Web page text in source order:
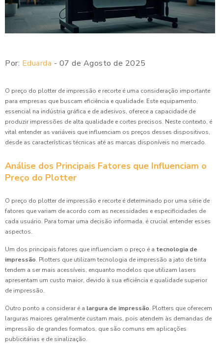
Por: Eduarda - 07 de Agosto de 2025
O preço do plotter de impressão e recorte é uma consideração importante
para empresas que buscam eficiência e qualidade. Este equipamento,
essencial na indústria gráfica e de adesivos, oferece a capacidade de
produzir impressões de alta qualidade e cortes precisos. Neste contexto, é
vital entender as variáveis que influenciam os preços desses dispositivos,
desde as características técnicas até as marcas disponíveis no mercado.
Análise dos Principais Fatores que Influenciam o
Preço do Plotter
O preço do plotter de impressão e recorte é determinado por uma série de
fatores que variam de acordo com as necessidades e especificidades de
cada usuário. Para tomar uma decisão informada, é crucial entender esses
aspectos.
Um dos principais fatores que influenciam o preço é a tecnologia de
impressão. Plotters que utilizam tecnologia de impressão a jato de tinta
tendem a ser mais acessíveis, enquanto modelos que utilizam lasers
apresentam um custo maior, devido à sua eficiência e qualidade superior
de impressão.
Outro ponto a considerar é a largura de impressão. Plotters que oferecem
larguras maiores geralmente custam mais, pois atendem às demandas de
impressão de grandes formatos, que são comuns em aplicações
publicitárias e de sinalização.